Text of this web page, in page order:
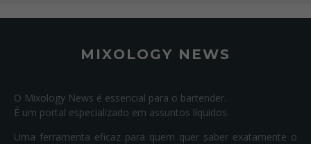
MIXOLOGY NEWS
O Mixology News é essencial para o bartender.
É um portal especializado em assuntos líquidos.
Uma ferramenta eficaz para quem quer saber exatamente o